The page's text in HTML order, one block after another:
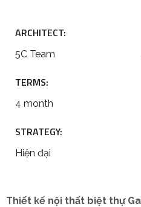
ARCHITECT:
5C Team
TERMS:
4 month
STRATEGY:
Hiện đại
Thiết kế nội thất biệt thự